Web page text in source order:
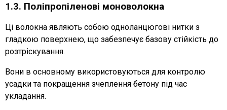
1.3. Поліпропіленові моноволокна
Ці волокна являють собою одноланцюгові нитки з
гладкою поверхнею, що забезпечує базову стійкість до
розтріскування.
Вони в основному використовуються для контролю
усадки та покращення зчеплення бетону під час
укладання.